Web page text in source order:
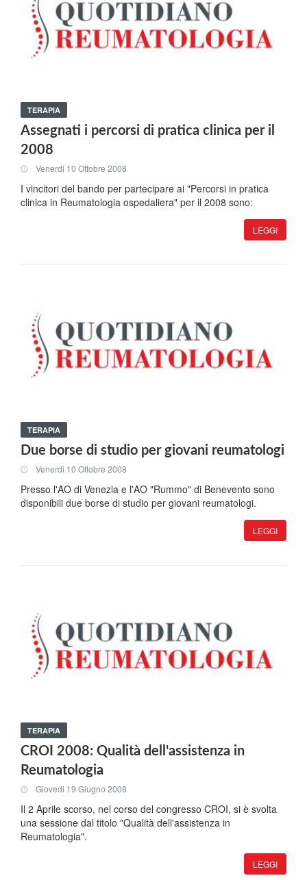
TERAPIA
Assegnati i percorsi di pratica clinica per il
2008
Venerdi 10 Ottobre 2008
I vincitori del bando per partecipare ai "Percorsi in pratica
clinica in Reumatologia ospedaliera" per il 2008 sono:
LEGGI
TERAPIA
Due borse di studio per giovani reumatologi
Venerdi 10 Ottobre 2008
Presso l'AO di Venezia e l'AO "Rummo" di Benevento sono
disponibili due borse di studio per giovani reumatologi.
LEGGI
TERAPIA
CROI 2008: Qualità dell'assistenza in
Reumatologia
Giovedi 19 Giugno 2008
Il 2 Aprile scorso, nel corso del congresso CROI, si è svolta
una sessione dal titolo "Qualità dell'assistenza in
Reumatologia".
LEGGI